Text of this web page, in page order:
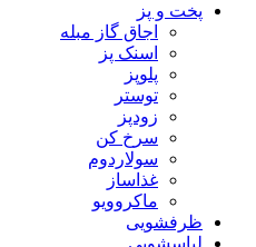
پخت و پز
اجاق گاز مبله
اسنک پز
پلوپز
توستر
زودپز
سرخ کن
سولاردوم
غذاساز
ماکروویو
ظرفشویی